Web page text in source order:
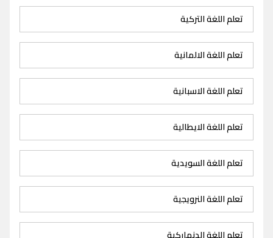
تعلم اللغة التركية
تعلم اللغة الالمانية
تعلم اللغة الاسبانية
تعلم اللغة الايطالية
تعلم اللغة السويدية
تعلم اللغة النرويجية